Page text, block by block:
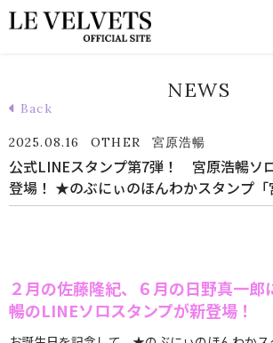
NEWS
Back
2025.08.16 OTHER 宮原浩暢
公式LINEスタンプ第7弾！ 宮原浩暢ソ
登場！ ★のぶにぃのほんわかスタンプ
２月の佐藤隆紀、６月の日野真一郎
暢のLINEソロスタンプが新登場！